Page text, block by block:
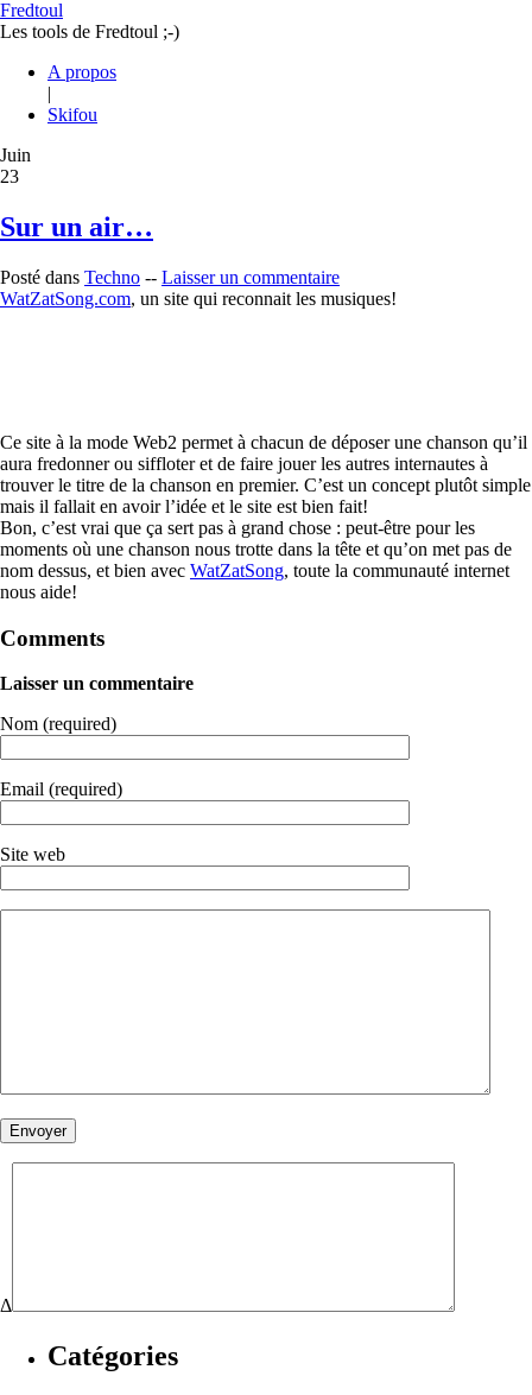
Fredtoul
Les tools de Fredtoul ;-)
A propos
|
Skifou
Juin
23
Sur un air…
Posté dans Techno -- Laisser un commentaire
WatZatSong.com, un site qui reconnait les musiques!
Ce site à la mode Web2 permet à chacun de déposer une chanson qu’il
aura fredonner ou siffloter et de faire jouer les autres internautes à
trouver le titre de la chanson en premier. C’est un concept plutôt simple
mais il fallait en avoir l’idée et le site est bien fait!
Bon, c’est vrai que ça sert pas à grand chose : peut-être pour les
moments où une chanson nous trotte dans la tête et qu’on met pas de
nom dessus, et bien avec WatZatSong, toute la communauté internet
nous aide!
Comments
Laisser un commentaire
Nom (required)
Email (required)
Site web
Δ
Catégories